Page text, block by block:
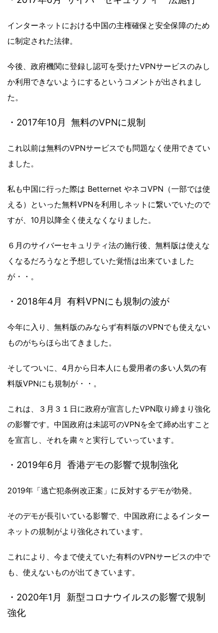
インターネットにおける中国の主権確保と安全保障のため
に制定された法律。
今後、政府機関に登録し認可を受けたVPNサービスのみし
か利用できないようにするというコメントが出されまし
た。
・2017年10月 無料のVPNに規制
これ以前は無料のVPNサービスでも問題なく使用できてい
ました。
私も中国に行った際は Betternet やネコVPN（一部では使
える）といった無料VPNを利用しネットに繋いでいたので
すが、10月以降全く使えなくなりました。
６月のサイバーセキュリティ法の施行後、無料版は使えな
くなるだろうなと予想していた覚悟は出来ていました
が・・。
・2018年4月 有料VPNにも規制の波が
今年に入り、無料版のみならず有料版のVPNでも使えない
ものがちらほら出てきました。
そしてついに、4月から日本人にも愛用者の多い人気の有
料版VPNにも規制が・・。
これは、３月３１日に政府が宣言したVPN取り締まり強化
の影響です。中国政府は未認可のVPNを全て締め出すこと
を宣言し、それを粛々と実行していっています。
・2019年6月 香港デモの影響で規制強化
2019年「逃亡犯条例改正案」に反対するデモが勃発。
そのデモが長引いている影響で、中国政府によるインター
ネットの規制がより強化されています。
これにより、今まで使えていた有料のVPNサービスの中で
も、使えないものが出てきています。
・2020年1月 新型コロナウイルスの影響で規制
強化